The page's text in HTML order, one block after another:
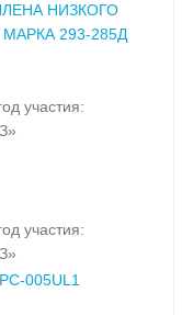
НИЗКОГО
293-285Д
участия:
участия:
005UL1